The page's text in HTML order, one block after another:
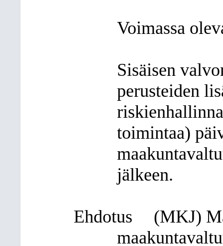
Voimassa
Sisäisen
perusteiden
toimintaa)
jälkeen.
Ehdotus (MKJ)